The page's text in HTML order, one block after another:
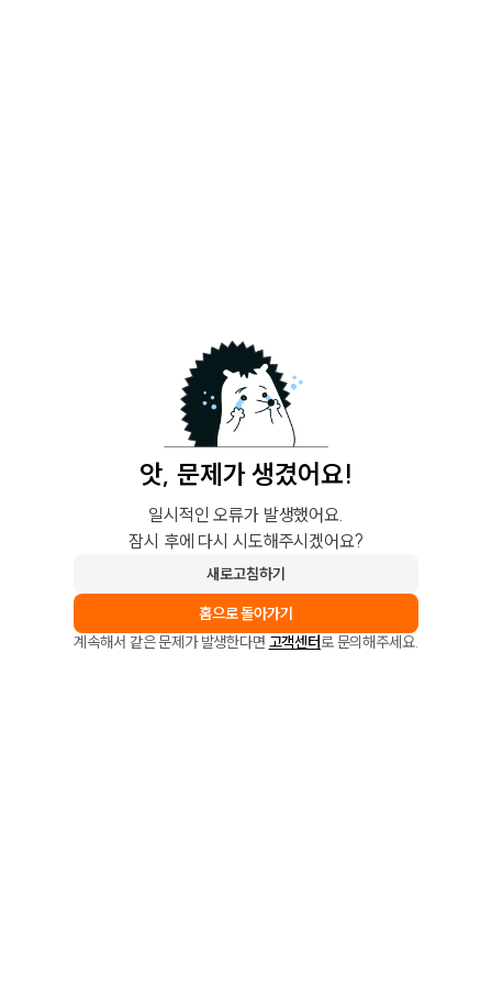
앗, 문제가 생겼어요!
일시적인 오류가 발생했어요.
잠시 후에 다시 시도해주시겠어요?
새로고침하기
홈으로 돌아가기
계속해서 같은 문제가 발생한다면 고객센터로 문의해주세요.